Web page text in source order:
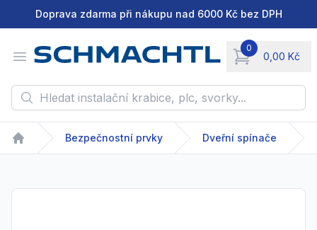
Doprava zdarma při nákupu nad 6000 Kč bez DPH
Open menu
0
0,00 Kč
items in cart,
Hledat instalační krabice, plc, svorky...
Home
Bezpečnostní prvky Dveřní spínače